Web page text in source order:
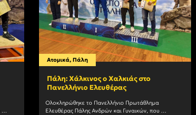
Ατομικά, Πάλη
Πάλη: Χάλκινος ο Χαλκιάς στο
Πανελλήνιο Ελευθέρας
Ολοκληρώθηκε το Πανελλήνιο Πρωτάθλημα
Ελευθέρας Πάλης Ανδρών και Γυναικών, που